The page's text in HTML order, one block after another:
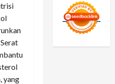
yang